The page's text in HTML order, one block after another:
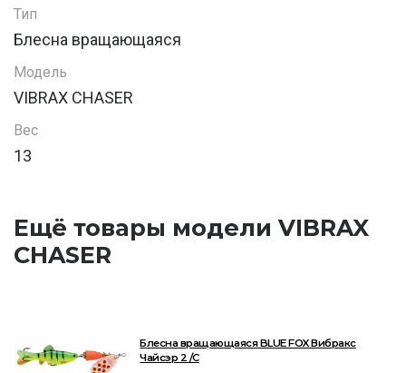
Тип
Блесна вращающаяся
Модель
VIBRAX CHASER
Вес
13
Ещё товары модели VIBRAX
CHASER
Блесна вращающаяся BLUE FOX Вибракс
Чайсэр 2 /C